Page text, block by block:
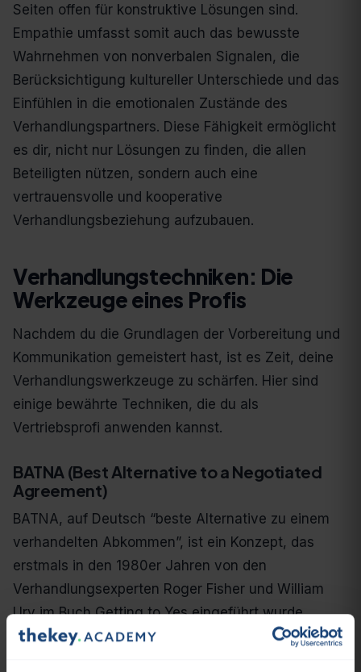
Seiten offen für konstruktive Lösungen sind.
Empathie umfasst somit auch das bewusste
Wahrnehmen von nonverbalen Signalen, die
Berücksichtigung kultureller Unterschiede und das
Einfühlen in die emotionalen Zustände des
Verhandlungspartners. Diese Fähigkeit ermöglicht
es dir, nicht nur Lösungen zu finden, die allen
Beteiligten nützen, sondern auch eine
vertrauensvolle und kooperative
Verhandlungsbeziehung aufzubauen.
Verhandlungstechniken: Die
Werkzeuge eines Profis
Nachdem du die Grundlagen der Vorbereitung und
Kommunikation gemeistert hast, ist es Zeit, deine
Verhandlungswerkzeuge zu schärfen. Hier sind
einige bewährte Techniken, die du als
Vertriebsprofi anwenden kannst.
BATNA (Best Alternative to a Negotiated
Agreement)
BATNA, auf Deutsch “beste Alternative zu einem
verhandelten Abkommen”, ist ein Konzept, das
erstmals in den 1980er Jahren von den
Verhandlungsexperten Roger Fisher und William
Ury im Buch Getting to Yes eingeführt wurde.
BATNA bezeichnet die beste Handlungsalternative,